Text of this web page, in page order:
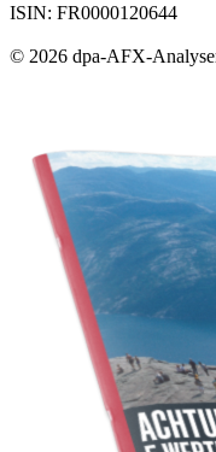
ISIN: FR0000120644
© 2026 dpa-AFX-